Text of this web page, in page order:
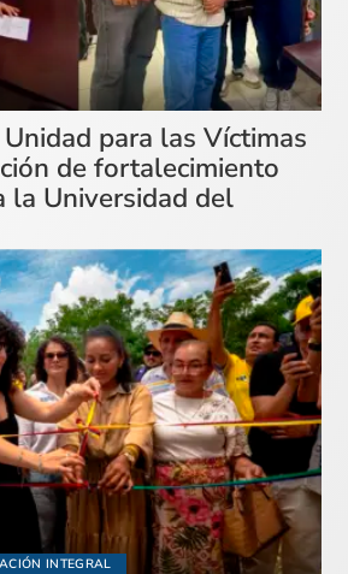
para las Víctimas
de fortalecimiento
la Universidad del
INTEGRAL